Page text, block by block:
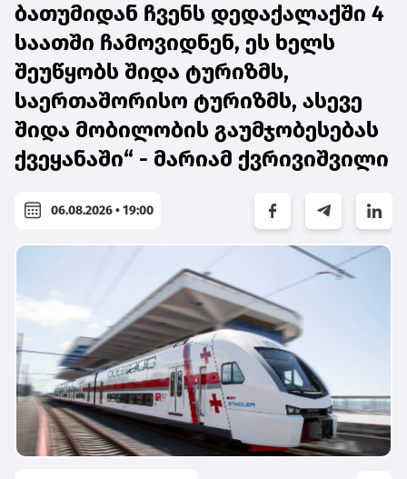
ბათუმიდან ჩვენს დედაქალაქში 4
საათში ჩამოვიდნენ, ეს ხელს
შეუწყობს შიდა ტურიზმს,
საერთაშორისო ტურიზმს, ასევე
შიდა მობილობის გაუმჯობესებას
ქვეყანაში“ - მარიამ ქვრივიშვილი
06.08.2026 • 19:00